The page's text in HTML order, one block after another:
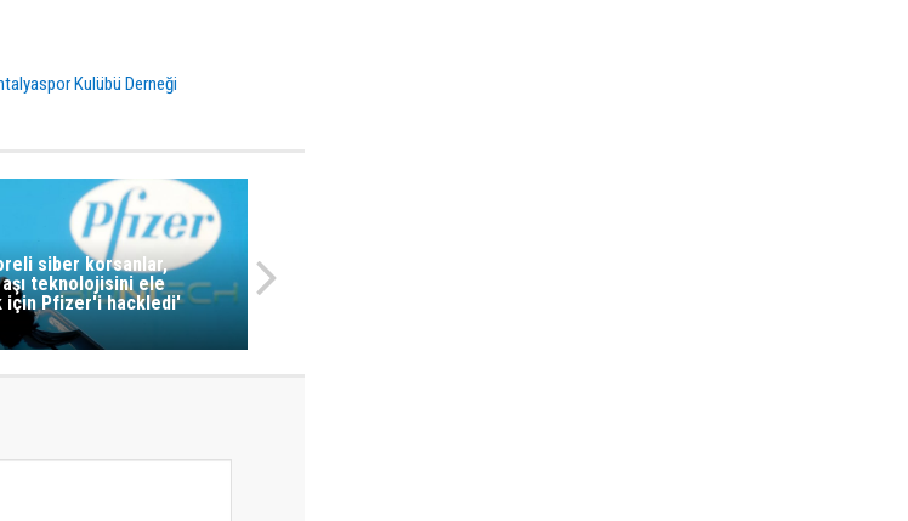
Kulübü Derneği
siber korsanlar,
teknolojisini ele
için Pfizer'i hackledi'